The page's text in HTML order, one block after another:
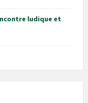
ludique et